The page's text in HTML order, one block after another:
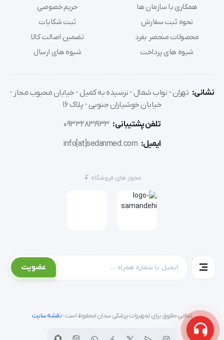
برای اکثر صندلی ها روکش صندلی ماساژور دو
همکاری با سازمان ها
نحوه ثبت سفارش
محصولات منحصر بفرد
شیوه های پرداخت
حریم خصوصی
ثبت شکایات
تضمین اصالت کالا
شیوه های ارسال
نشانی: تهران - نواب شمال - نرسیده به کمیل - خیابان محبوب مجاز -
خیابان خوشیاران جنوبی - پلاک 16
تلفن پشتیبانی: 09332831933
ایمیل: info[at]sedanmed.com
مجوز های فروشگاه
عضویت
تمامی حقوق برای تجهیزات پزشکی سدان محفوظ است -نقشه سایت